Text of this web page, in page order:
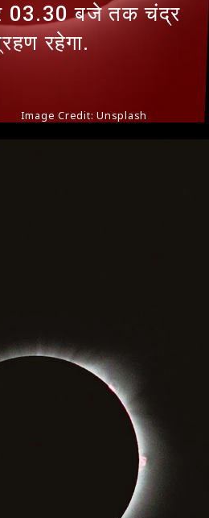
Image Credit: Unsplash
03.30 बजे तक चंद्र
रहेगा.